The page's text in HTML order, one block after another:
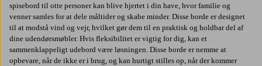
spisebord til otte personer kan blive hjertet i din have, hvor familie og
venner samles for at dele måltider og skabe minder. Disse borde er designet
til at modstå vind og vejr, hvilket gør dem til en praktisk og holdbar del af
dine udendørsmøbler. Hvis fleksibilitet er vigtig for dig, kan et
sammenklappeligt udebord være løsningen. Disse borde er nemme at
opbevare, når de ikke er i brug, og kan hurtigt stilles op, når der kommer